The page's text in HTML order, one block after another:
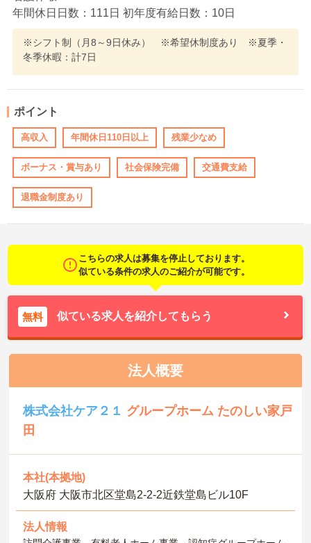
年間休日日数：111日 初年度有給日数：10日
※シフト制（月8～9日休み） ※希望休制度あり ※夏季・
冬季休暇：計7日
ポイント
高収入 年間休日110日以上 残業少なめ
ボーナス・賞与あり 社会保険完備 交通費支給
退職金制度あり
こちらの求人は募集を停止しております。
似ている条件の求人のご紹介が可能です。
無料 似ている求人を紹介してもらう
法人概要
株式会社ケア２１ グループホーム たのしい家戸
田
本社(本拠地)
大阪府 大阪市北区堂島2-2-2近鉄堂島ビル10F
法人情報